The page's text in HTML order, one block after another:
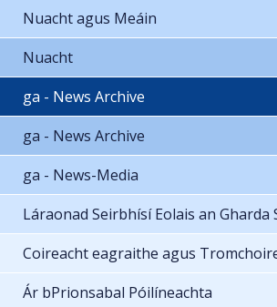
Nuacht agus Meáin
Nuacht
ga - News Archive
ga - News Archive
ga - News-Media
Láraonad Seirbhísí Eolais an Gharda
Coireacht eagraithe agus
Ár bPrionsabal Póilíneachta